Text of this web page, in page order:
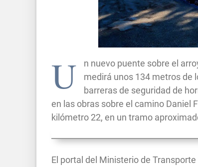
U
n nuevo puente sobre el
medirá unos 134 metros de
barreras de seguridad de
en las obras sobre el camino Daniel
kilómetro 22, en un tramo
El portal del Ministerio de